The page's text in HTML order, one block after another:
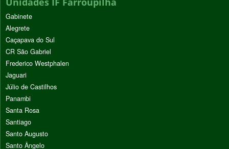
Gabinete
Alegrete
Caçapava do Sul
CR São Gabriel
Frederico Westphalen
Jaguari
Júlio de Castilhos
Panambi
Santa Rosa
Santiago
Santo Augusto
Santo Ângelo